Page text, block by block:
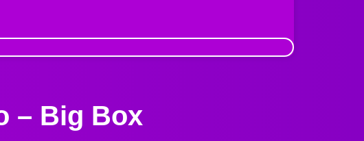
– Big Box